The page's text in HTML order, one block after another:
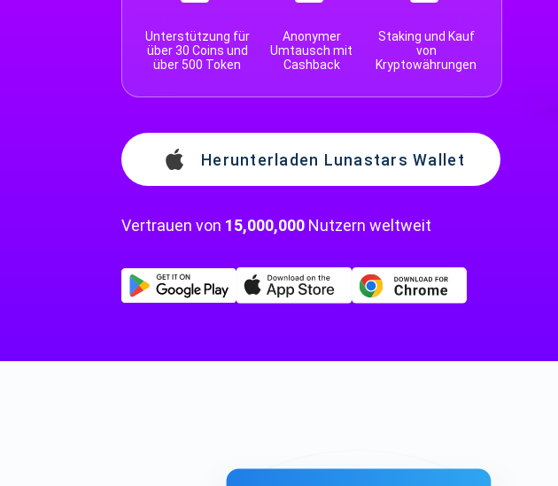
Unterstützung für
über 30 Coins und
über 500 Token
Anonymer
Umtausch mit
Cashback
Staking und Kauf
von
Kryptowährungen
Herunterladen Lunastars Wallet
Vertrauen von 15,000,000 Nutzern weltweit